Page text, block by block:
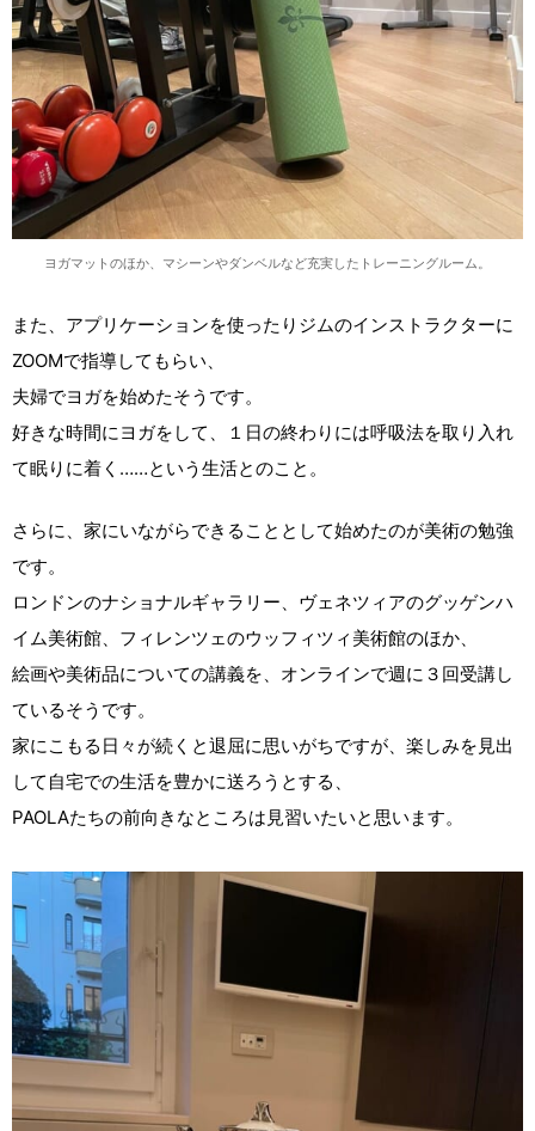
ヨガマットのほか、マシーンやダンベルなど充実したトレーニングルーム。
また、アプリケーションを使ったりジムのインストラクターに
ZOOMで指導してもらい、
夫婦でヨガを始めたそうです。
好きな時間にヨガをして、１日の終わりには呼吸法を取り入れ
て眠りに着く……という生活とのこと。
さらに、家にいながらできることとして始めたのが美術の勉強
です。
ロンドンのナショナルギャラリー、ヴェネツィアのグッゲンハ
イム美術館、フィレンツェのウッフィツィ美術館のほか、
絵画や美術品についての講義を、オンラインで週に３回受講し
ているそうです。
家にこもる日々が続くと退屈に思いがちですが、楽しみを見出
して自宅での生活を豊かに送ろうとする、
PAOLAたちの前向きなところは見習いたいと思います。